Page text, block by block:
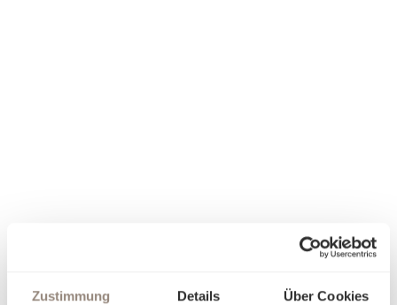
Zustimmung Details Über Cookies